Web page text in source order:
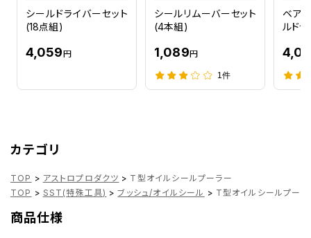
シールドライバーセット
(18点組)
4,059円
シールリムーバーセット
(4本組)
1,089円
1件
ベア
ルド
カテゴリ
TOP > アストロプロダクツ > T型オイルシールプーラー
TOP > SST(特殊工具) > ブッシュ/オイルシール > T型オイルシールプーラ
商品仕様